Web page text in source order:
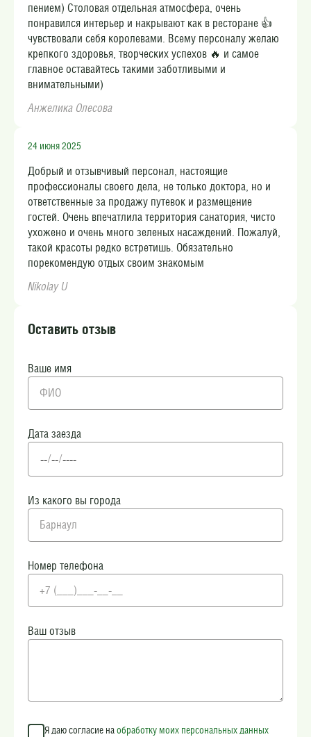
пением) Столовая отдельная атмосфера, очень
понравился интерьер и накрывают как в ресторане 👍
чувствовали себя королевами. Всему персоналу желаю
крепкого здоровья, творческих успехов 🔥 и самое
главное оставайтесь такими заботливыми и
внимательными)
Анжелика Олесова
24 июня 2025
Добрый и отзывчивый персонал, настоящие
профессионалы своего дела, не только доктора, но и
ответственные за продажу путевок и размещение
гостей. Очень впечатлила территория санатория, чисто
ухожено и очень много зеленых насаждений. Пожалуй,
такой красоты редко встретишь. Обязательно
порекомендую отдых своим знакомым
Nikolay U
Оставить отзыв
Ваше имя
Дата заезда
Из какого вы города
Номер телефона
Ваш отзыв
Я даю согласие наобработку моих персональных данных